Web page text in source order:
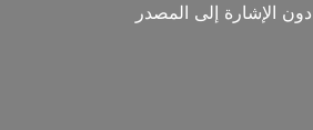
الإشارة إلى المصدر